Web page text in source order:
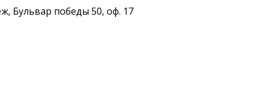
Бульвар победы 50, оф. 17